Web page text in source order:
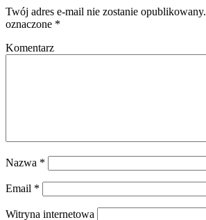
Twój adres e-mail nie zostanie opublikowany.
oznaczone *
Komentarz
Nazwa *
Email *
Witryna internetowa